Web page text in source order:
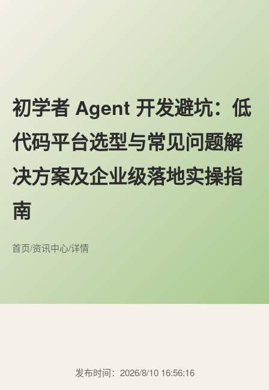
初学者 Agent 开发避坑：低
代码平台选型与常见问题解
决方案及企业级落地实操指
南
首页/资讯中心/详情
发布时间：2026/8/10 16:56:16